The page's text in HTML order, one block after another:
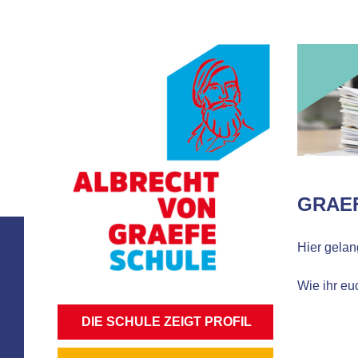
Hier
Wie ihr
NAVIGATION
ÜBERSPRINGEN
DIE SCHULE ZEIGT PROFIL